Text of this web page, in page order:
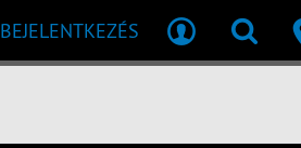
BEJELENTKEZÉS